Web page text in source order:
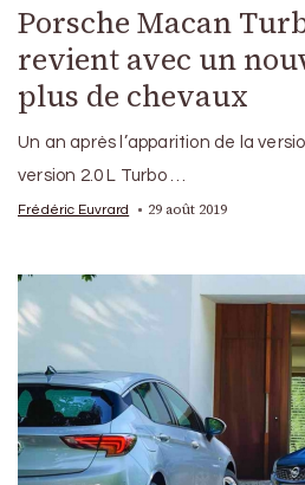
Porsche Macan
revient avec un
plus de chevaux
Un an après l’apparition de la
version 2.0 L Turbo …
Frédéric Euvrard 29 août 2019